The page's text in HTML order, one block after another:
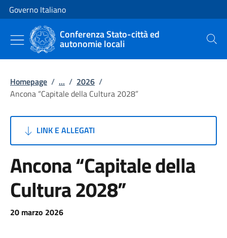
Vai al contenuto
Vai alla navigazione del sito
Governo Italiano
Conferenza Stato-città ed
autonomie locali Cerca
Homepage / ... / 2026 /
Ancona “Capitale della Cultura 2028”
LINK E ALLEGATI
Ancona “Capitale della
Cultura 2028”
20 marzo 2026